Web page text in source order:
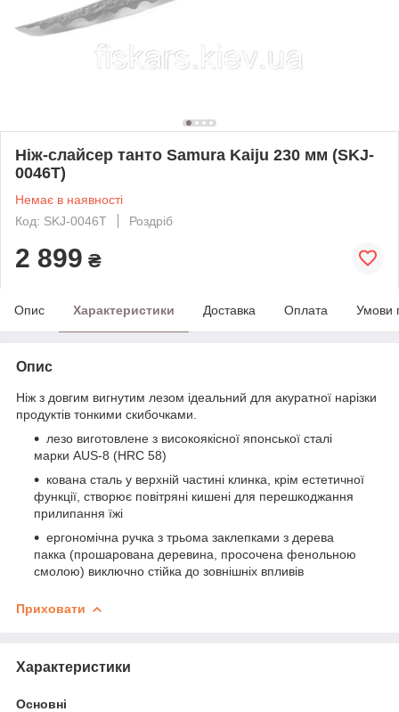
Ніж-слайсер танто Samura Kaiju 230 мм (SKJ-
0046T)
Немає в наявності
Код: SKJ-0046T
Роздріб
2 899 ₴
Опис Характеристики Доставка Оплата Умови
Опис
Ніж з довгим вигнутим лезом ідеальний для акуратної нарізки
продуктів тонкими скибочками.
лезо виготовлене з високоякісної японської сталі
марки AUS-8 (HRC 58)
кована сталь у верхній частині клинка, крім естетичної
функції, створює повітряні кишені для перешкоджання
прилипання їжі
ергономічна ручка з трьома заклепками з дерева
пакка (прошарована деревина, просочена фенольною
смолою) виключно стійка до зовнішніх впливів
Приховати
Характеристики
Основні